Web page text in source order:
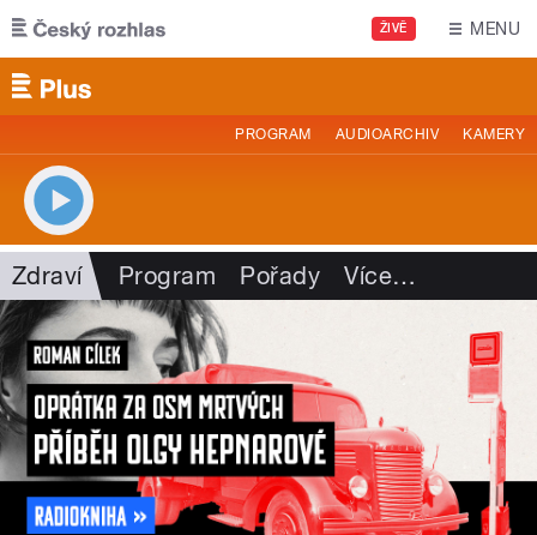
Přejít k hlavnímu obsahu
ŽIVĚ MENU
PROGRAM AUDIOARCHIV KAMERY
Zdraví Program Pořady Více…